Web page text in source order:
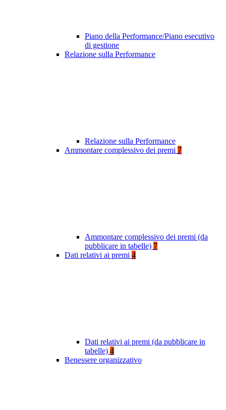
Piano della Performance/Piano esecutivo
di gestione
Relazione sulla Performance
Relazione sulla Performance
Ammontare complessivo dei premi 7
Ammontare complessivo dei premi (da
pubblicare in tabelle) 7
Dati relativi ai premi 4
Dati relativi ai premi (da pubblicare in
tabelle) 4
Benessere organizzativo